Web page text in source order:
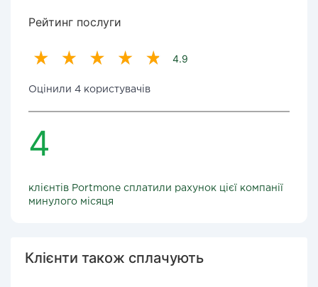
Рейтинг послуги
4.9
Оцінили 4 користувачів
4
клієнтів Portmone сплатили рахунок цієї компанії
минулого місяця
Клієнти також сплачують